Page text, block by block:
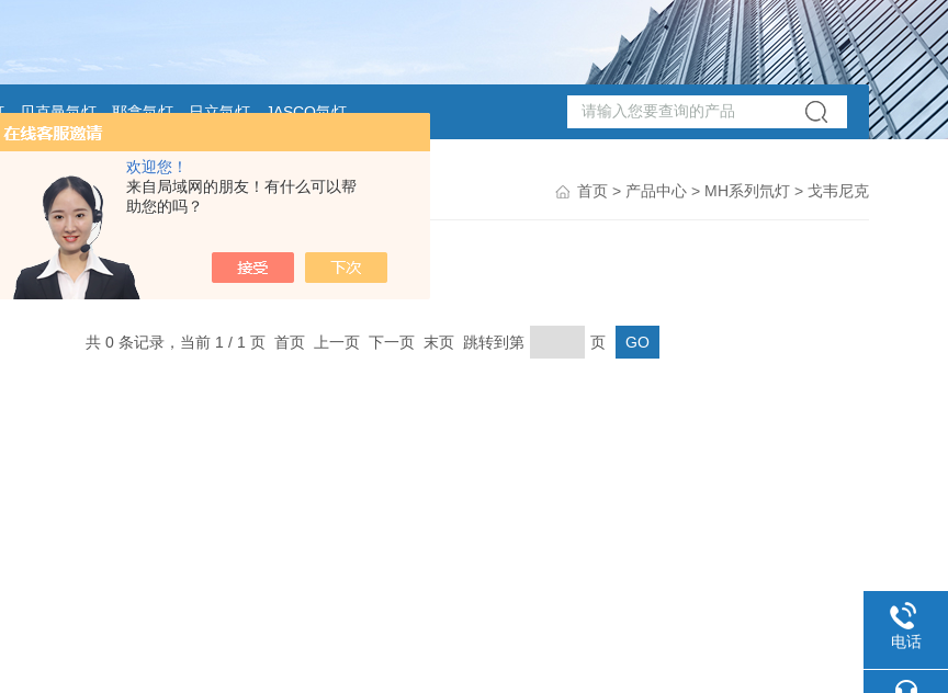
欢迎您！
来自局域网的朋友！有什么可以帮
助您的吗？
贝克曼氘灯，耶拿氘灯，日立氘灯，JASCO氘灯
首页 > 产品中心 > MH系列氘灯 > 戈韦尼克
共 0 条记录，当前 1 / 1 页 首页 上一页 下一页 末页 跳转到第 页
电话